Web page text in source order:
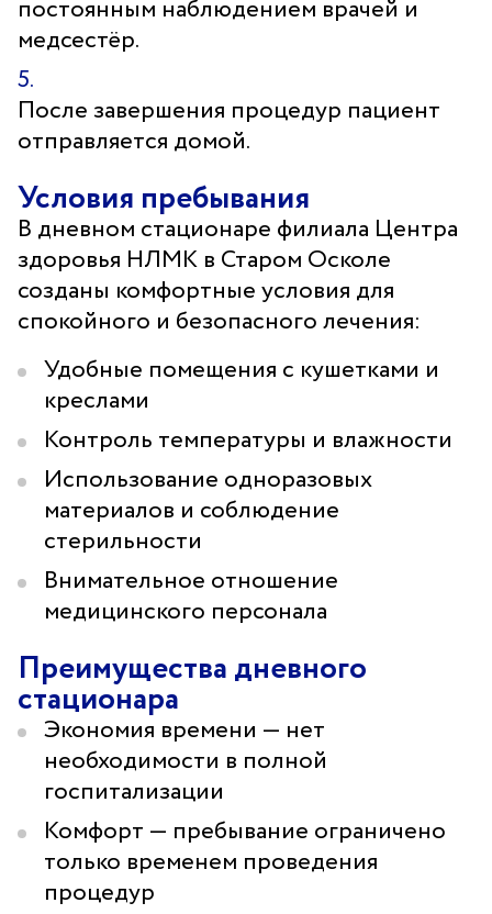
постоянным наблюдением врачей и
медсестёр.
После завершения процедур пациент
отправляется домой.
Условия пребывания
В дневном стационаре филиала Центра
здоровья НЛМК в Старом Осколе
созданы комфортные условия для
спокойного и безопасного лечения:
Удобные помещения с кушетками и
креслами
Контроль температуры и влажности
Использование одноразовых
материалов и соблюдение
стерильности
Внимательное отношение
медицинского персонала
Преимущества дневного
стационара
Экономия времени — нет
необходимости в полной
госпитализации
Комфорт — пребывание ограничено
только временем проведения
процедур